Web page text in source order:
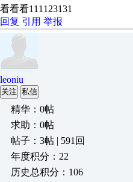
看看看111123131
回复 引用 举报
leoniu
关注 私信
精华：0帖
求助：0帖
帖子：3帖 | 591回
年度积分：22
历史总积分：106